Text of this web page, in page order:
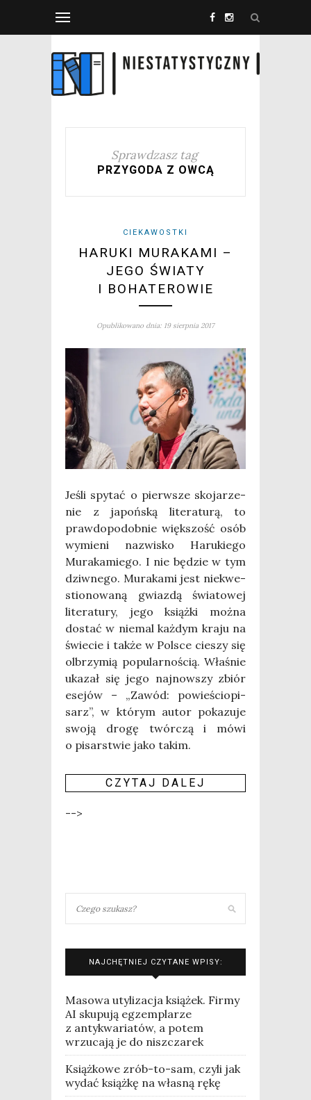
Sprawdzasz tag
PRZYGODA Z OWCĄ
CIEKAWOSTKI
HARUKI MURAKAMI –
JEGO ŚWIATY
I BOHATEROWIE
Opublikowano dnia: 19 sierpnia 2017
Jeśli spy­tać o pierw­sze sko­ja­rze­
nie z japoń­ską lite­ra­tu­rą, to
praw­do­po­dob­nie więk­szość osób
wymie­ni nazwi­sko Haru­kie­go
Mura­ka­mie­go. I nie będzie w tym
dziw­ne­go. Mura­ka­mi jest nie­kwe­
stio­no­wa­ną gwiaz­dą świa­to­wej
lite­ra­tu­ry, jego książ­ki moż­na
dostać w nie­mal każ­dym kra­ju na
świe­cie i tak­że w Pol­sce cie­szy się
olbrzy­mią popu­lar­no­ścią. Wła­śnie
uka­zał się jego naj­now­szy zbiór
ese­jów – „Zawód: powie­ścio­pi­
sarz”, w któ­rym autor poka­zu­je
swo­ją dro­gę twór­czą i mówi
o pisar­stwie jako takim.
CZY­TAJ DALEJ
-->
NAJCHĘTNIEJ CZYTANE WPISY:
Masowa utylizacja książek. Firmy
AI skupują egzemplarze
z antykwariatów, a potem
wrzucają je do niszczarek
Książkowe zrób-to-sam, czyli jak
wydać książkę na własną rękę